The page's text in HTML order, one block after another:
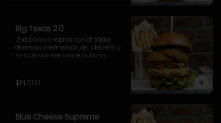
Big Texas 2.0
Una bomba tejana con cheddar
derretido, mermelada de jalapeño y
tomate con ese toque dulzón y
crocante y nuestra poderosa
sriracha BBQ.
$14.500
Blue Cheese Supreme